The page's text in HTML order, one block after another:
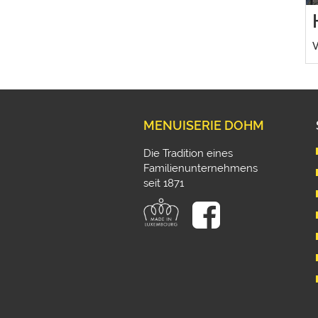
MENUISERIE DOHM
Die Tradition eines
Familienunternehmens
seit 1871